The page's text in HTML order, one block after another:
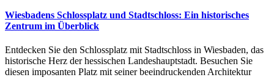
Wiesbadens Schlossplatz und Stadtschloss: Ein historisches
Zentrum im Überblick
Entdecken Sie den Schlossplatz mit Stadtschloss in Wiesbaden, das
historische Herz der hessischen Landeshauptstadt. Besuchen Sie
diesen imposanten Platz mit seiner beeindruckenden Architektur